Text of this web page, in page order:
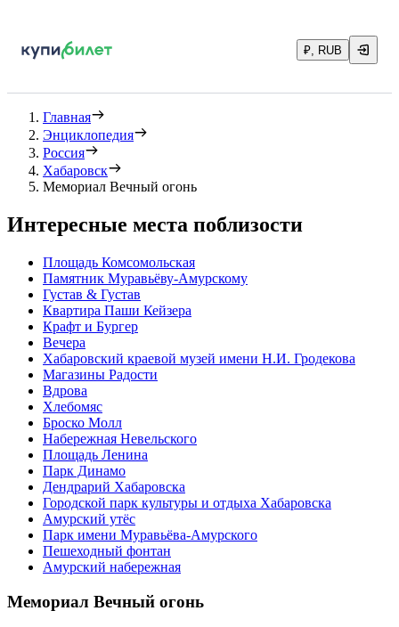
₽, RUB
Главная
Энциклопедия
Россия
Хабаровск
Мемориал Вечный огонь
Интересные места поблизости
Площадь Комсомольская
Памятник Муравьёву-Амурскому
Густав & Густав
Квартира Паши Кейзера
Крафт и Бургер
Вечера
Хабаровский краевой музей имени Н.И. Гродекова
Магазины Радости
Вдрова
Хлебомяс
Броско Молл
Набережная Невельского
Площадь Ленина
Парк Динамо
Дендрарий Хабаровска
Городской парк культуры и отдыха Хабаровска
Амурский утёс
Парк имени Муравьёва-Амурского
Пешеходный фонтан
Амурский набережная
Мемориал Вечный огонь